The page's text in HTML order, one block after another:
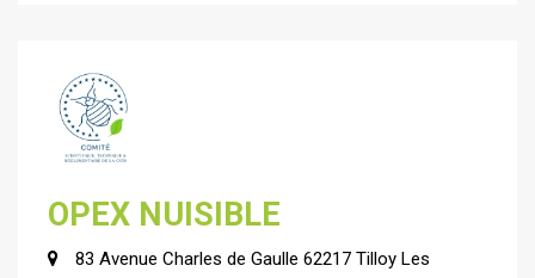
OPEX NUISIBLE
83 Avenue Charles de Gaulle 62217 Tilloy Les